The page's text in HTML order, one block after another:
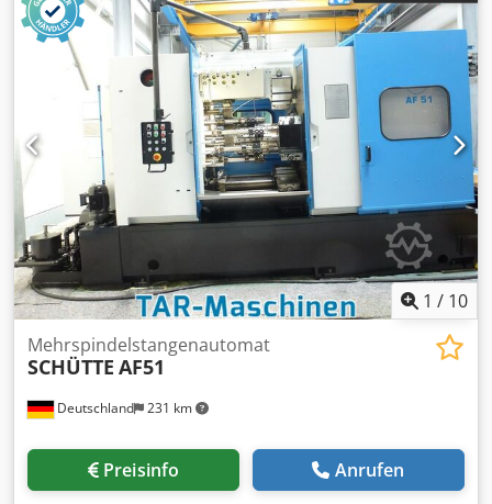
Achsen Roboter Kuka KR 180 R2500 Extra - Baujahr 2011 -
Steuerung KRC 4 - zusätzliche Achse (7. Achse)
Bandschleifstation BSS10 - max. Riemenabmessungen
3500 x 30 mm - max. Kontaktscheibendurchmesser 200
mm - Motorleistung 4 kW 2 x Polierstationen, -
Polierscheibendurchmesser 350 - 600 mm - Leistung 5,5
kW Greiferwechselschrank BandfördererInteroll
Automation GmbH - Gesamtlänge ca. 2000 mm -
Bandbreite ca. 440 mm Csdpfx Aeg Saqved Ierf Wir haben
4 solche Zellen.
1 / 10
Deutschland 231 km
Mehrspindelstangenautomat
SCHÜTTE AF51
Preisinfo Anrufen